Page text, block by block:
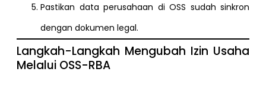
Pastikan data perusahaan di OSS sudah sinkron
dengan dokumen legal.
Langkah-Langkah Mengubah Izin Usaha
Melalui OSS-RBA